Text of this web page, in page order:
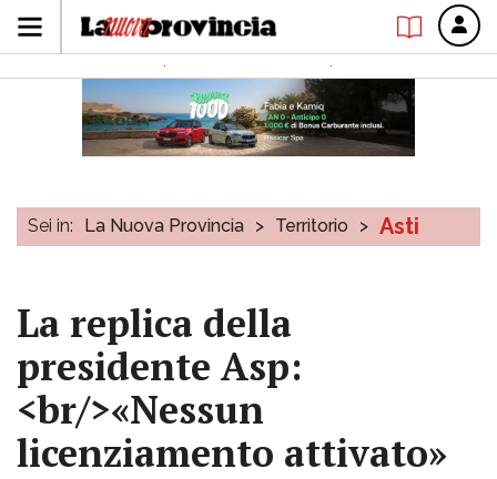
Sei in: La Nuova Provincia > Territorio > Asti
La replica della
presidente Asp:
<br/>«Nessun
licenziamento attivato»